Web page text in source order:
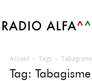
Accueil Tags Tabagisme
Tag: Tabagisme